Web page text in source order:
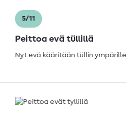
5/11
Peittoa evä tüllillä
Nyt evä kääritään tüllin